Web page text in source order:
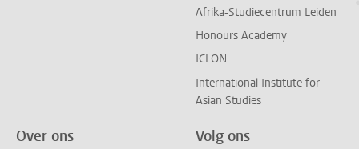
Afrika-Studiecentrum Leiden
Honours Academy
ICLON
International Institute for
Asian Studies
Over ons Volg ons